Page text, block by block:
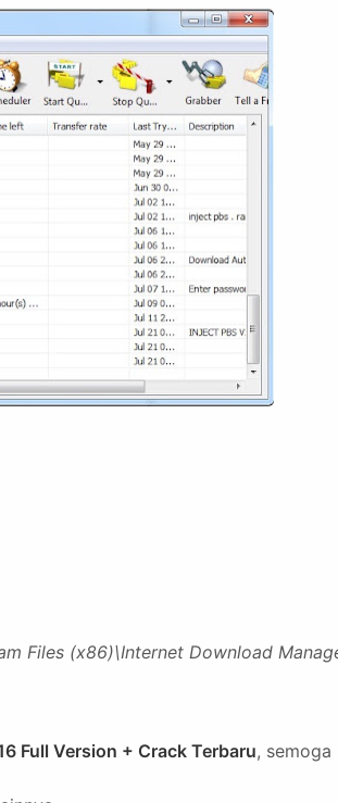
Files (x86)\Internet Download
Full Version + Crack Terbaru, semoga